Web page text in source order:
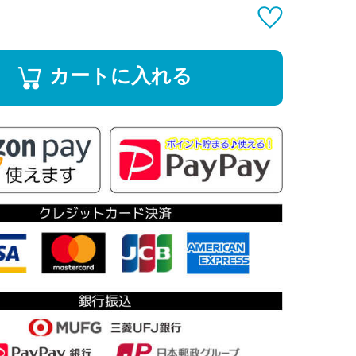
カートに入れる